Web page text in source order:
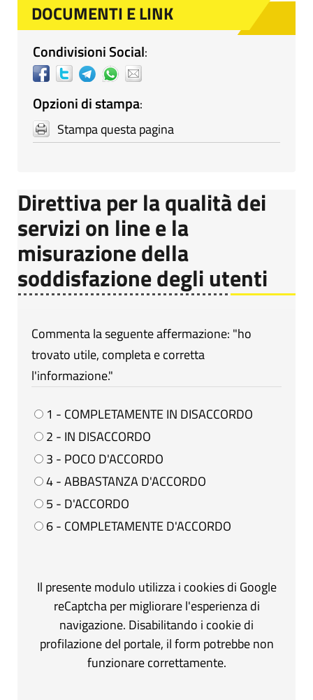
DOCUMENTI E LINK
Condivisioni Social:
Opzioni di stampa:
Stampa questa pagina
Direttiva per la qualità dei
servizi on line e la
misurazione della
soddisfazione degli utenti
Commenta la seguente affermazione: "ho
trovato utile, completa e corretta
l'informazione."
1 - COMPLETAMENTE IN DISACCORDO
2 - IN DISACCORDO
3 - POCO D'ACCORDO
4 - ABBASTANZA D'ACCORDO
5 - D'ACCORDO
6 - COMPLETAMENTE D'ACCORDO
Il presente modulo utilizza i cookies di Google
reCaptcha per migliorare l'esperienza di
navigazione. Disabilitando i cookie di
profilazione del portale, il form potrebbe non
funzionare correttamente.